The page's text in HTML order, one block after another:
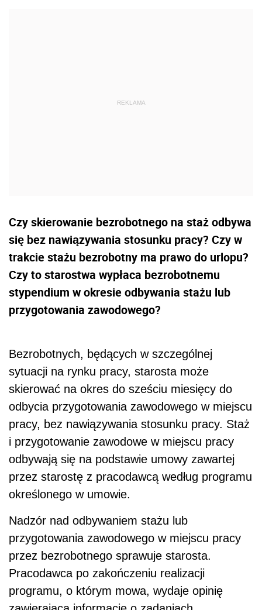
Czy skierowanie bezrobotnego na staż odbywa
się bez nawiązywania stosunku pracy? Czy w
trakcie stażu bezrobotny ma prawo do urlopu?
Czy to starostwa wypłaca bezrobotnemu
stypendium w okresie odbywania stażu lub
przygotowania zawodowego?
Bezrobotnych, będących w szczególnej
sytuacji na rynku pracy, starosta może
skierować na okres do sześciu miesięcy do
odbycia przygotowania zawodowego w miejscu
pracy, bez nawiązywania stosunku pracy. Staż
i przygotowanie zawodowe w miejscu pracy
odbywają się na podstawie umowy zawartej
przez starostę z pracodawcą według programu
określonego w umowie.
Nadzór nad odbywaniem stażu lub
przygotowania zawodowego w miejscu pracy
przez bezrobotnego sprawuje starosta.
Pracodawca po zakończeniu realizacji
programu, o którym mowa, wydaje opinię